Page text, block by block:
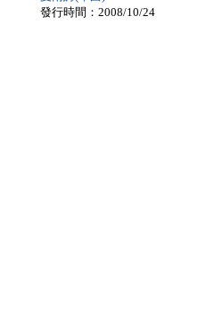
發行時間：2008/10/24